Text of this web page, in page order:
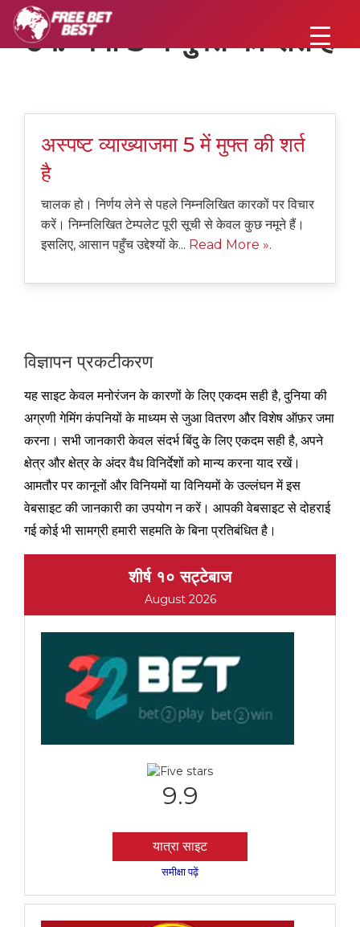
टैग:जमा 5 में मुफ्त की शर्त है
अस्पष्ट व्याख्याजमा 5 में मुफ्त की शर्त
है
चालक हो। निर्णय लेने से पहले निम्नलिखित कारकों पर विचार
करें। निम्नलिखित टेम्पलेट पूरी सूची से केवल कुछ नमूने हैं।
इसलिए, आसान पहुँच उद्देश्यों के... Read More ».
विज्ञापन प्रकटीकरण
यह साइट केवल मनोरंजन के कारणों के लिए एकदम सही है, दुनिया की
अग्रणी गेमिंग कंपनियों के माध्यम से जुआ वितरण और विशेष ऑफ़र जमा
करना। सभी जानकारी केवल संदर्भ बिंदु के लिए एकदम सही है, अपने
क्षेत्र और क्षेत्र के अंदर वैध विनिर्देशों को मान्य करना याद रखें।
आमतौर पर कानूनों और विनियमों या विनियमों के उल्लंघन में इस
वेबसाइट की जानकारी का उपयोग न करें। आपकी वेबसाइट से दोहराई
गई कोई भी सामग्री हमारी सहमति के बिना प्रतिबंधित है।
शीर्ष १० सट्टेबाज
August 2026
9.9
यात्रा साइट
समीक्षा पढ़ें